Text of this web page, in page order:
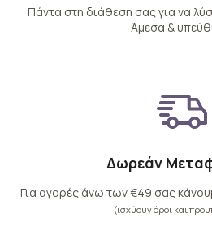
Πάντα στη διάθεση σας για να
Άμεσα &
Δωρεάν
Για αγορές άνω των €49 σας
(ισχύουν όροι και